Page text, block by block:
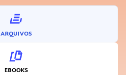
ARQUIVOS
EBOOKS